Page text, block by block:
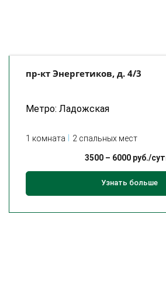
пр-кт Энергетиков, д. 4/3
Метро: Ладожская
1 комната 2 спальных мест
3500– 6000руб./
Узнать больше